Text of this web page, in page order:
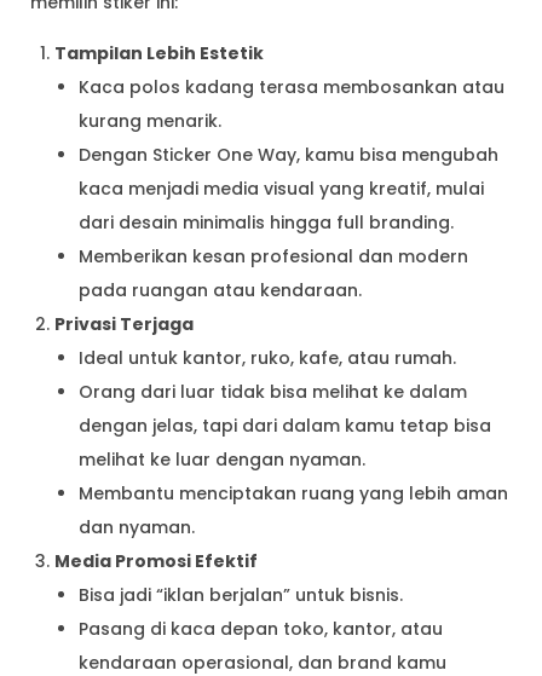
Tampilan Lebih Estetik
Kaca polos kadang terasa membosankan atau
kurang menarik.
Dengan Sticker One Way, kamu bisa mengubah
kaca menjadi media visual yang kreatif, mulai
dari desain minimalis hingga full branding.
Memberikan kesan profesional dan modern
pada ruangan atau kendaraan.
Privasi Terjaga
Ideal untuk kantor, ruko, kafe, atau rumah.
Orang dari luar tidak bisa melihat ke dalam
dengan jelas, tapi dari dalam kamu tetap bisa
melihat ke luar dengan nyaman.
Membantu menciptakan ruang yang lebih aman
dan nyaman.
Media Promosi Efektif
Bisa jadi “iklan berjalan” untuk bisnis.
Pasang di kaca depan toko, kantor, atau
kendaraan operasional, dan brand kamu